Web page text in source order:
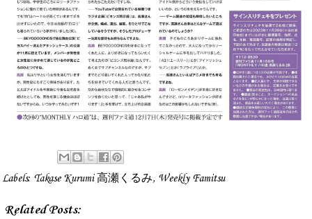
Labels: Takase Kurumi 高瀬くるみ, Weekly Famitsu
Related Posts: